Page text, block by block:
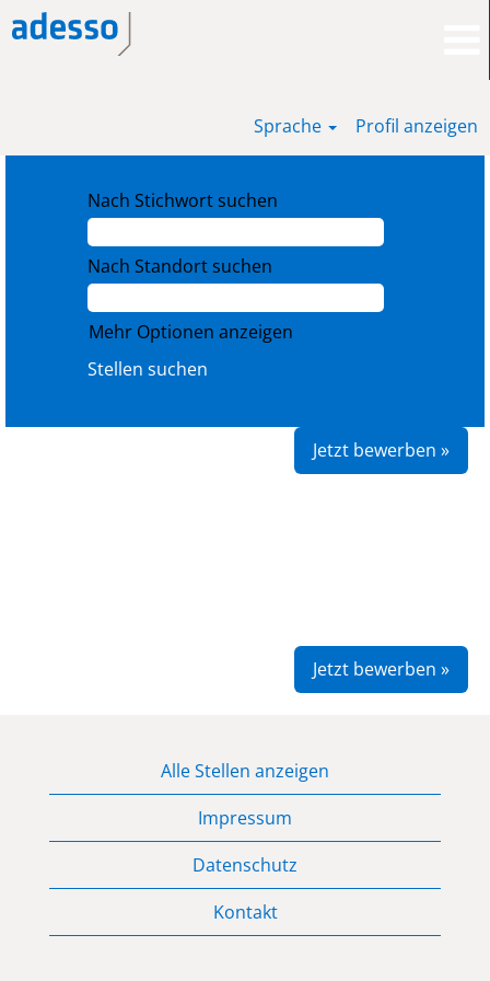
Sprache Profil anzeigen
Nach Stichwort suchen
Nach Standort suchen
Mehr Optionen anzeigen
Jetzt bewerben »
Jetzt bewerben »
Alle Stellen anzeigen
Impressum
Datenschutz
Kontakt